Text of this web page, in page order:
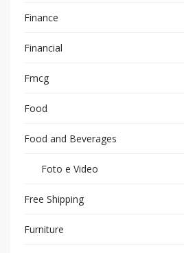
Finance
Financial
Fmcg
Food
Food and Beverages
Foto e Video
Free Shipping
Furniture